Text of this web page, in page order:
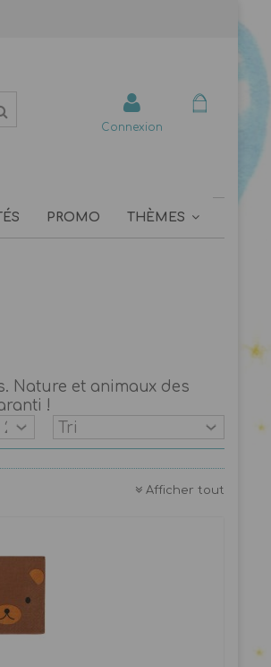
Connexion
PROMO THÈMES
Nature et animaux des
!
Afficher tout